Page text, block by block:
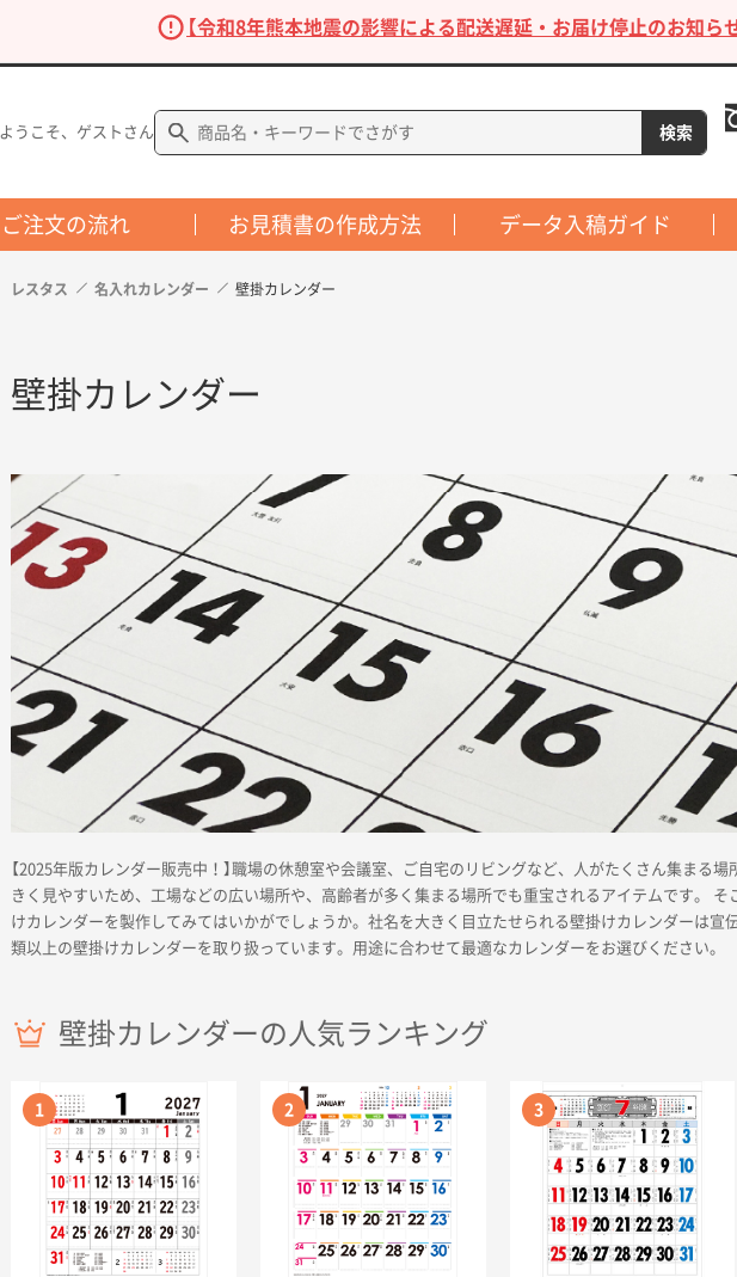
【令和8年熊本地震の影響による配送遅延・お届け停止のお知らせ
ようこそ、ゲストさん
ご注文の流れ お見積書の作成方法 データ入稿ガイド
レスタス 名入れカレンダー 壁掛カレンダー
壁掛カレンダー
【2025年版カレンダー販売中！】職場の休憩室や会議室、ご自宅のリビングなど、人がたくさん集まる
きく見やすいため、工場などの広い場所や、高齢者が多く集まる場所でも重宝されるアイテムです。
けカレンダーを製作してみてはいかがでしょうか。社名を大きく目立たせられる壁掛けカレンダーは
類以上の壁掛けカレンダーを取り扱っています。用途に合わせて最適なカレンダーをお選びください。
壁掛カレンダーの人気ランキング